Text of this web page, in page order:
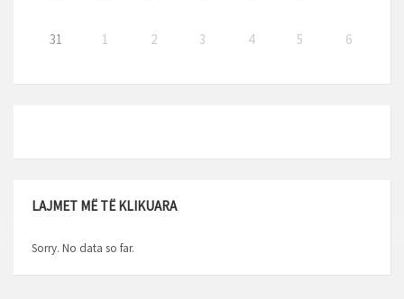
31 1 2 3 4 5 6
LAJMET MË TË KLIKUARA
Sorry. No data so far.